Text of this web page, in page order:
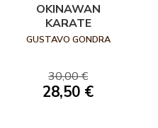
OKINAWAN
KARATE
GUSTAVO GONDRA
30,00 €
28,50 €